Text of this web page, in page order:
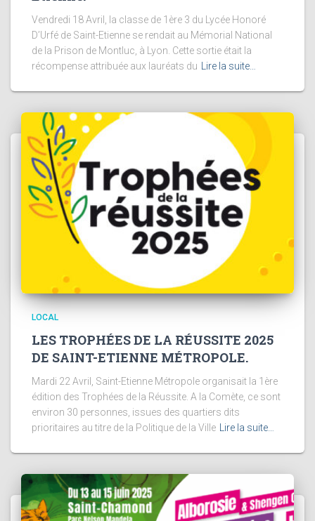
Vendredi 18 Avril, la classe de 1ère 3 du Lycée Honoré
D’Urfé de Saint-Etienne se rendait au Mémorial National
de la Prison de Montluc, à Lyon. Cette sortie était la
récompense attribuée aux lauréats du
Lire la suite…
LOCAL
LES TROPHÉES DE LA RÉUSSITE 2025
DE SAINT-ETIENNE MÉTROPOLE.
Mardi 22 Avril, Saint-Etienne Métropole organisait la 1ère
édition des Trophées de la Réussite. A la Comète, ce sont
environ 30 personnes, issues des quartiers dits
prioritaires au titre de la Politique de la Ville Lire la suite…